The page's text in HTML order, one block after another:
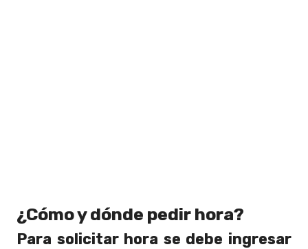
¿Cómo y dónde pedir hora?
Para solicitar hora se debe ingresar